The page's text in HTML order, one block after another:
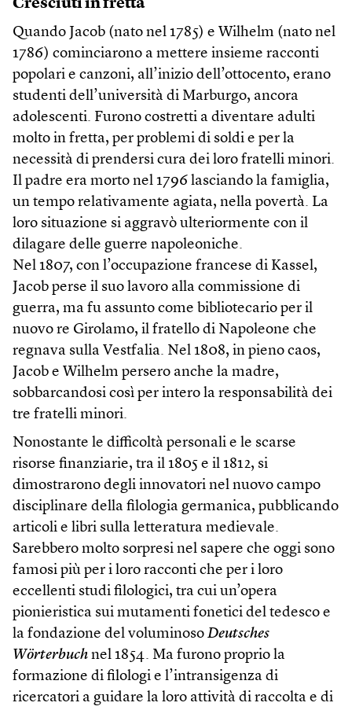
Cresciuti in fretta
Quando Jacob (nato nel 1785) e Wilhelm (nato nel
1786) cominciarono a mettere insieme racconti
popolari e canzoni, all’inizio dell’ottocento, erano
studenti dell’università di Marburgo, ancora
adolescenti. Furono costretti a diventare adulti
molto in fretta, per problemi di soldi e per la
necessità di prendersi cura dei loro fratelli minori.
Il padre era morto nel 1796 lasciando la famiglia,
un tempo relativamente agiata, nella povertà. La
loro situazione si aggravò ulteriormente con il
dilagare delle guerre napoleoniche.
Nel 1807, con l’occupazione francese di Kassel,
Jacob perse il suo lavoro alla commissione di
guerra, ma fu assunto come bibliotecario per il
nuovo re Girolamo, il fratello di Napoleone che
regnava sulla Vestfalia. Nel 1808, in pieno caos,
Jacob e Wilhelm persero anche la madre,
sobbarcandosi così per intero la responsabilità dei
tre fratelli minori.
Nonostante le difficoltà personali e le scarse
risorse finanziarie, tra il 1805 e il 1812, si
dimostrarono degli innovatori nel nuovo campo
disciplinare della filologia germanica, pubblicando
articoli e libri sulla letteratura medievale.
Sarebbero molto sorpresi nel sapere che oggi sono
famosi più per i loro racconti che per i loro
eccellenti studi filologici, tra cui un’opera
pionieristica sui mutamenti fonetici del tedesco e
la fondazione del voluminoso Deutsches
Wörterbuch nel 1854. Ma furono proprio la
formazione di filologi e l’intransigenza di
ricercatori a guidare la loro attività di raccolta e di